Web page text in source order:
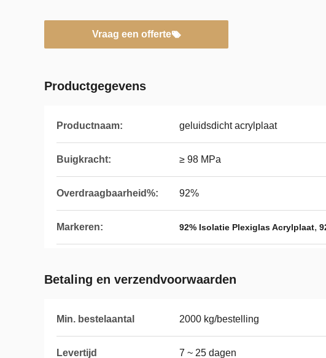
Vraag een offerte
Productgegevens
Productnaam: geluidsdicht acrylplaat
Buigkracht: ≥ 98 MPa
Overdraagbaarheid%: 92%
Markeren: 92% Isolatie Plexiglas Acrylplaat,
Betaling en verzendvoorwaarden
Min. bestelaantal 2000 kg/bestelling
Levertijd 7 ~ 25 dagen